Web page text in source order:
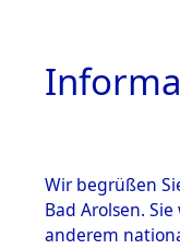
Wir begrüßen
Bad Arolsen.
anderem